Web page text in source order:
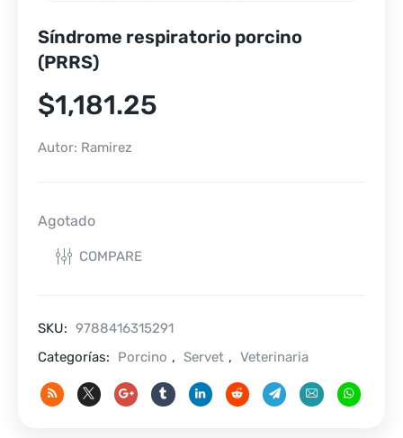
Síndrome respiratorio porcino
(PRRS)
$1,181.25
Autor: Ramirez
Agotado
COMPARE
SKU: 9788416315291
Categorías:
Porcino , Servet , Veterinaria